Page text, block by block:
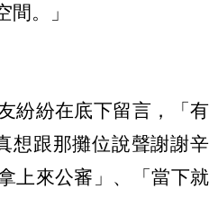
間。」
紛紛在底下留言，「有
想跟那攤位說聲謝謝辛
上來公審」、「當下就